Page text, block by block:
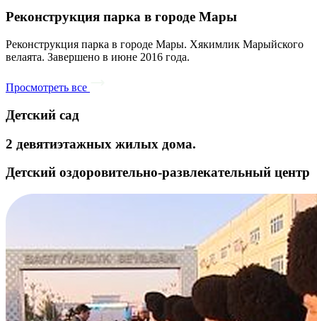
Реконструкция парка в городе Мары
Реконструкция парка в городе Мары. Хякимлик Марыйского
велаята. Завершено в июне 2016 года.
Просмотреть все
Детский сад
2 девятиэтажных жилых дома.
Детский оздоровительно-развлекательный центр